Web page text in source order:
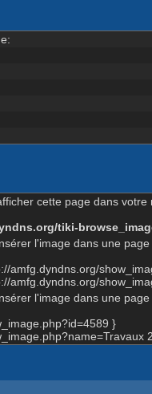
cette page dans votre
tiki-
l'image dans une
amfg.dyndns.org/
amfg.dyndns.org/
l'image dans une
}